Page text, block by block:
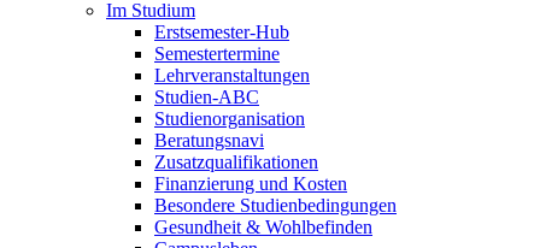
Im Studium
Erstsemester-Hub
Semestertermine
Lehrveranstaltungen
Studien-ABC
Studienorganisation
Beratungsnavi
Zusatzqualifikationen
Finanzierung und Kosten
Besondere Studienbedingungen
Gesundheit & Wohlbefinden